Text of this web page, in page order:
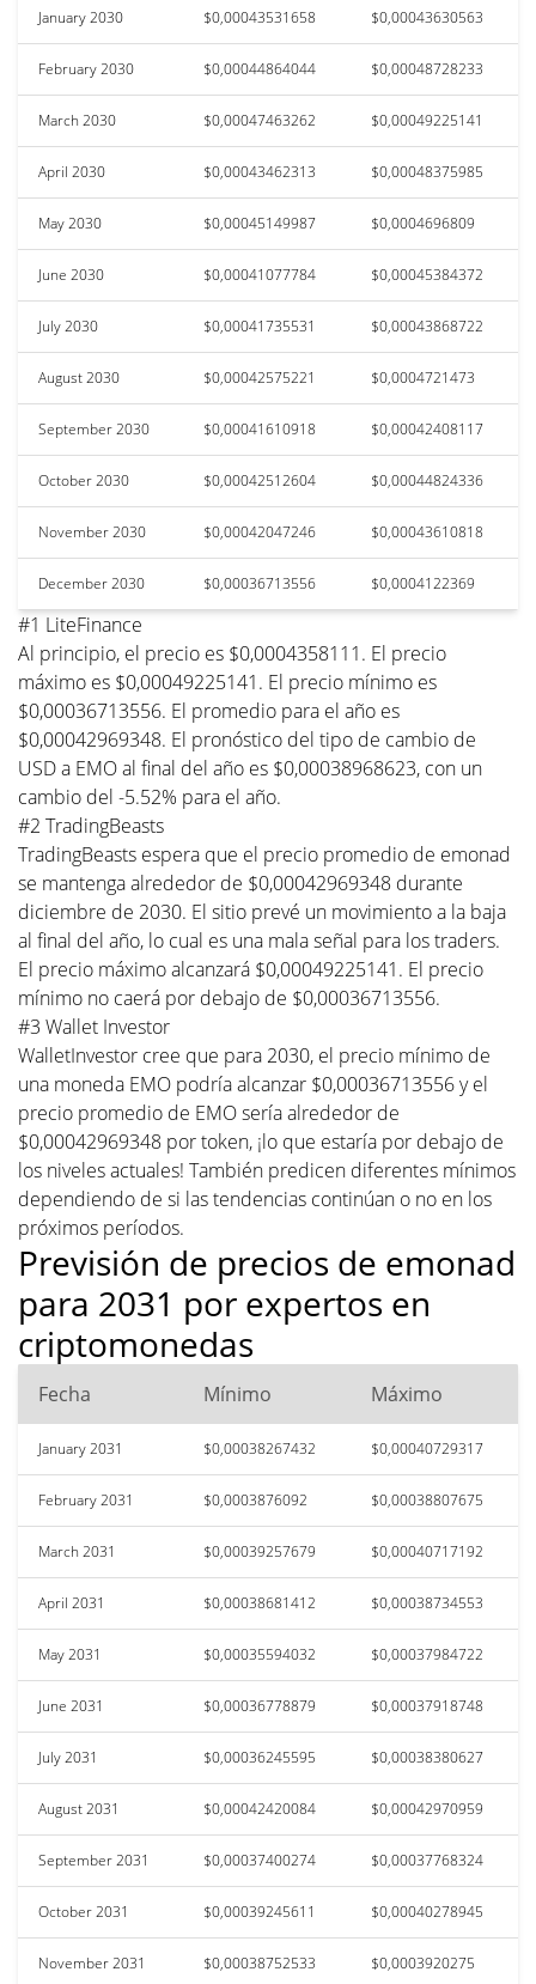
January 2030 $0,00043531658 $0,00043630563
February 2030 $0,00044864044 $0,00048728233
March 2030 $0,00047463262 $0,00049225141
April 2030 $0,00043462313 $0,00048375985
May 2030 $0,00045149987 $0,0004696809
June 2030 $0,00041077784 $0,00045384372
July 2030 $0,00041735531 $0,00043868722
August 2030 $0,00042575221 $0,0004721473
September 2030 $0,00041610918 $0,00042408117
October 2030 $0,00042512604 $0,00044824336
November 2030 $0,00042047246 $0,00043610818
December 2030 $0,00036713556 $0,0004122369
#1 LiteFinance
Al principio, el precio es $0,0004358111. El precio
máximo es $0,00049225141. El precio mínimo es
$0,00036713556. El promedio para el año es
$0,00042969348. El pronóstico del tipo de cambio de
USD a EMO al final del año es $0,00038968623, con un
cambio del -5.52% para el año.
#2 TradingBeasts
TradingBeasts espera que el precio promedio de emonad
se mantenga alrededor de $0,00042969348 durante
diciembre de 2030. El sitio prevé un movimiento a la baja
al final del año, lo cual es una mala señal para los traders.
El precio máximo alcanzará $0,00049225141. El precio
mínimo no caerá por debajo de $0,00036713556.
#3 Wallet Investor
WalletInvestor cree que para 2030, el precio mínimo de
una moneda EMO podría alcanzar $0,00036713556 y el
precio promedio de EMO sería alrededor de
$0,00042969348 por token, ¡lo que estaría por debajo de
los niveles actuales! También predicen diferentes mínimos
dependiendo de si las tendencias continúan o no en los
próximos períodos.
Previsión de precios de emonad
para 2031 por expertos en
criptomonedas
Fecha Mínimo Máximo
January 2031 $0,00038267432 $0,00040729317
February 2031 $0,0003876092 $0,00038807675
March 2031 $0,00039257679 $0,00040717192
April 2031 $0,00038681412 $0,00038734553
May 2031 $0,00035594032 $0,00037984722
June 2031 $0,00036778879 $0,00037918748
July 2031 $0,00036245595 $0,00038380627
August 2031 $0,00042420084 $0,00042970959
September 2031 $0,00037400274 $0,00037768324
October 2031 $0,00039245611 $0,00040278945
November 2031 $0,00038752533 $0,0003920275